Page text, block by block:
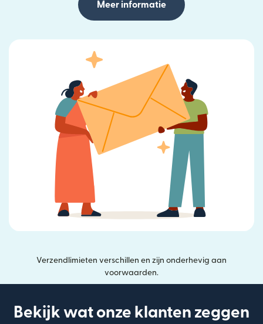
Meer informatie
Verzendlimieten verschillen en zijn onderhevig aan
voorwaarden.
Bekijk wat onze klanten zeggen